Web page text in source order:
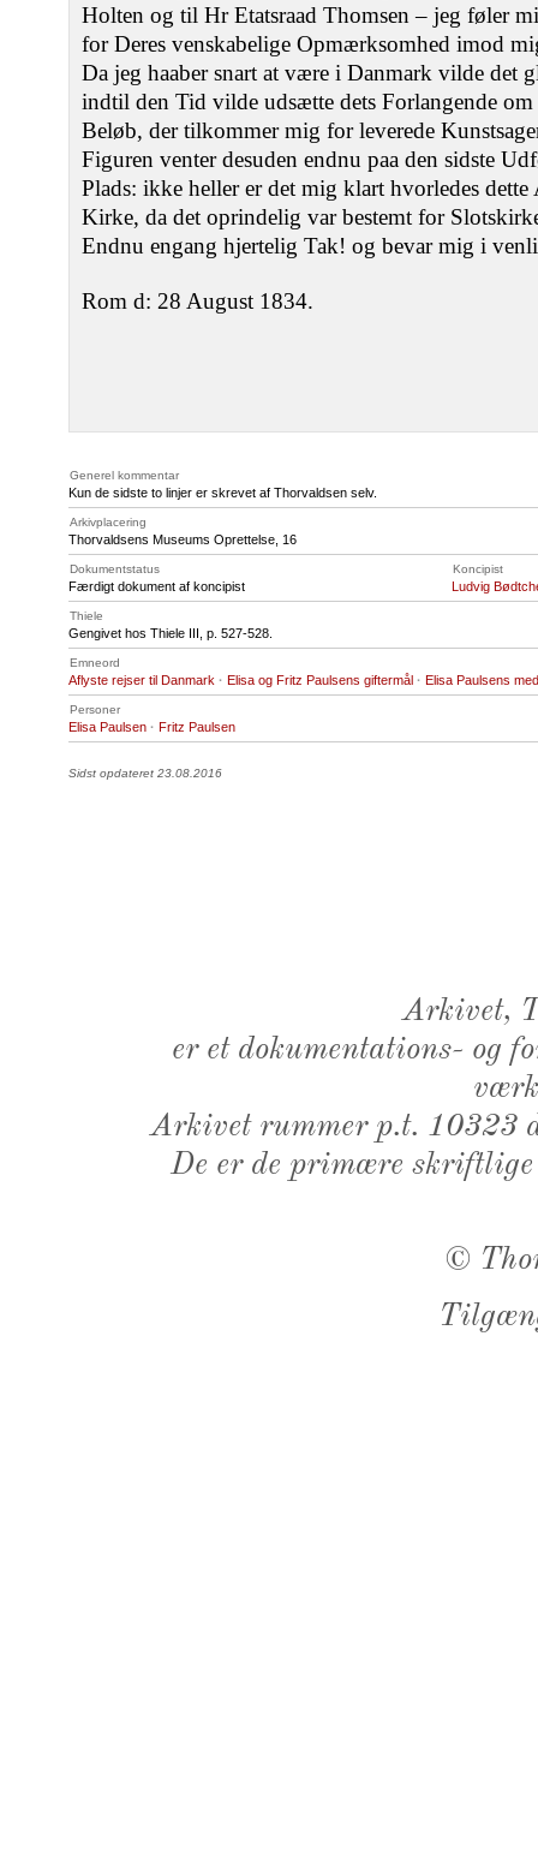
Holten og til Hr Etatsraad Thomsen – jeg føler
for Deres venskabelige Opmærksomhed imod
Da jeg haaber snart at være i Danmark vilde det
indtil den Tid vilde udsætte dets Forlangende
Beløb, der tilkommer mig for leverede
Figuren venter desuden endnu paa den sidste
Plads: ikke heller er det mig klart hvorledes
Kirke, da det oprindelig var bestemt for
Endnu engang hjertelig Tak! og bevar mig i
Rom d: 28 August 1834.
Generel kommentar
Kun de sidste to linjer er skrevet af Thorvaldsen selv.
Arkivplacering
Thorvaldsens Museums Oprettelse, 16
Dokumentstatus Koncipist
Færdigt dokument af koncipist Ludvig
Thiele
Gengivet hos Thiele III, p. 527-528.
Emneord
Aflyste rejser til Danmark · Elisa og Fritz Paulsens giftermål · Elisa Paulsens
Personer
Elisa Paulsen · Fritz Paulsen
Sidst opdateret 23.08.2016
Arkivet,
er et dokumentations- og
Arkivet rummer p.t. 10323
De er de primære
©